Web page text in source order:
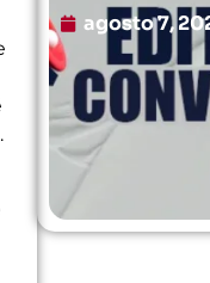
agosto 7,